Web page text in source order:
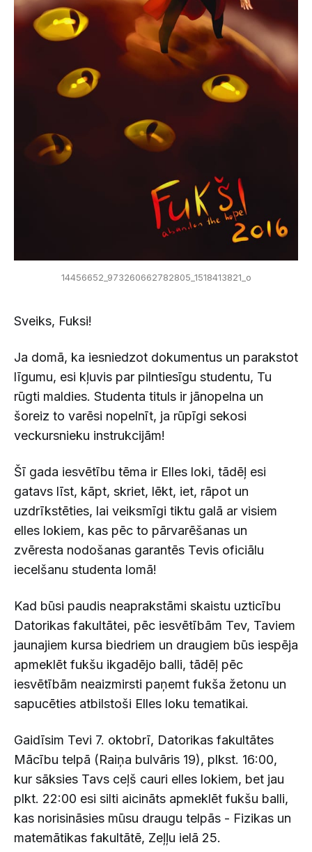
14456652_973260662782805_1518413821_o
Sveiks, Fuksi!
Ja domā, ka iesniedzot dokumentus un parakstot
līgumu, esi kļuvis par pilntiesīgu studentu, Tu
rūgti maldies. Studenta tituls ir jānopelna un
šoreiz to varēsi nopelnīt, ja rūpīgi sekosi
veckursnieku instrukcijām!
Šī gada iesvētību tēma ir Elles loki, tādēļ esi
gatavs līst, kāpt, skriet, lēkt, iet, rāpot un
uzdrīkstēties, lai veiksmīgi tiktu galā ar visiem
elles lokiem, kas pēc to pārvarēšanas un
zvēresta nodošanas garantēs Tevis oficiālu
iecelšanu studenta lomā!
Kad būsi paudis neaprakstāmi skaistu uzticību
Datorikas fakultātei, pēc iesvētībām Tev, Taviem
jaunajiem kursa biedriem un draugiem būs iespēja
apmeklēt fukšu ikgadējo balli, tādēļ pēc
iesvētībām neaizmirsti paņemt fukša žetonu un
sapucēties atbilstoši Elles loku tematikai.
Gaidīsim Tevi 7. oktobrī, Datorikas fakultātes
Mācību telpā (Raiņa bulvāris 19), plkst. 16:00,
kur sāksies Tavs ceļš cauri elles lokiem, bet jau
plkt. 22:00 esi silti aicināts apmeklēt fukšu balli,
kas norisināsies mūsu draugu telpās - Fizikas un
matemātikas fakultātē, Zeļļu ielā 25.